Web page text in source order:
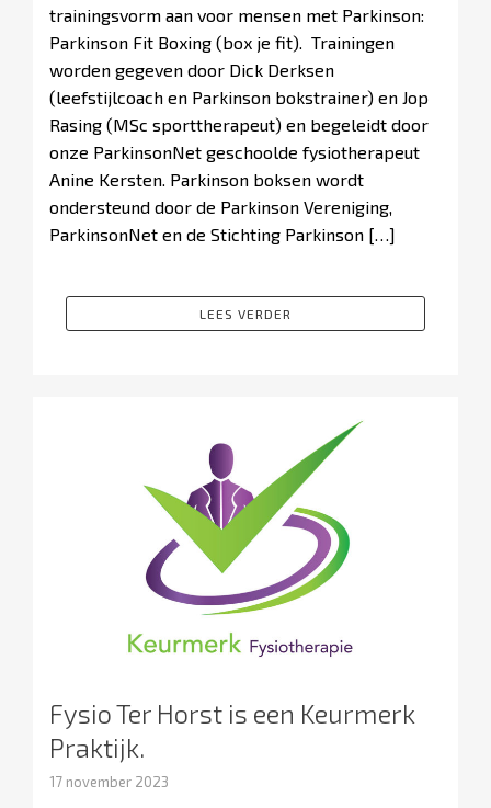
trainingsvorm aan voor mensen met Parkinson:
Parkinson Fit Boxing (box je fit). Trainingen
worden gegeven door Dick Derksen
(leefstijlcoach en Parkinson bokstrainer) en Jop
Rasing (MSc sporttherapeut) en begeleidt door
onze ParkinsonNet geschoolde fysiotherapeut
Anine Kersten. Parkinson boksen wordt
ondersteund door de Parkinson Vereniging,
ParkinsonNet en de Stichting Parkinson […]
LEES VERDER
Fysio Ter Horst is een Keurmerk
Praktijk.
17 november 2023